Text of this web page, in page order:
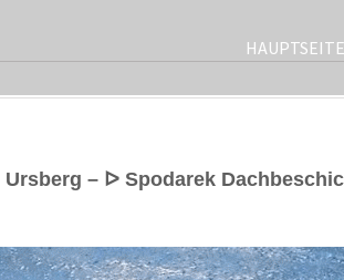
HAUPTSEITE
Ursberg – ᐅ Spodarek